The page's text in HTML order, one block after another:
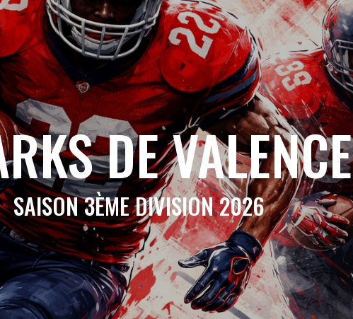
DE VALENCE
SAISON 3ÈME DIVISION 2026